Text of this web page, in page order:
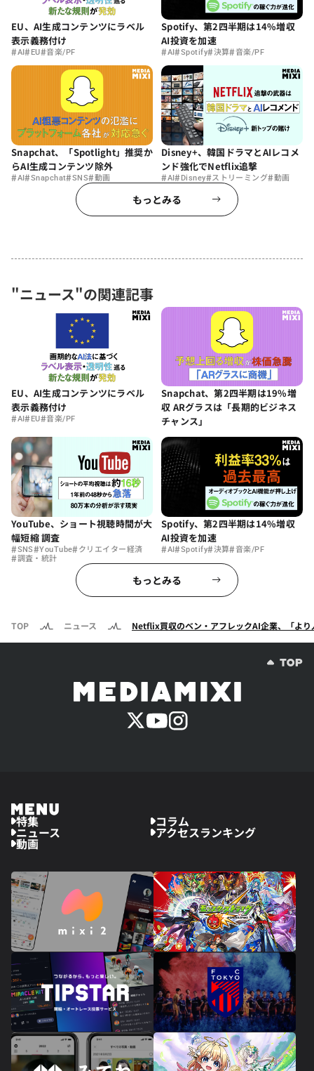
EU、AI生成コンテンツにラベル
表示義務付け
#AI# EU#音楽/PF
Spotify、第2四半期は14%増収
AI投資を加速
#AI#Spotify#決算#音楽/PF
Snapchat、「Spotlight」推奨か
らAI生成コンテンツ除外
#AI#Snapchat#SNS#動画
Disney+、韓国ドラマとAIレコメ
ンド強化でNetflix追撃
#AI#Disney#ストリーミング#動画
もっとみる
"ニュース"の関連記事
EU、AI生成コンテンツにラベル
表示義務付け
#AI# EU#音楽/PF
Snapchat、第2四半期は19%増
収 ARグラスは「長期的ビジネス
チャンス」
YouTube、ショート視聴時間が大
幅短縮 調査
#SNS#YouTube#クリエイター経済
#調査・統計
Spotify、第2四半期は14%増収
AI投資を加速
#AI#Spotify#決算#音楽/PF
もっとみる
TOP ニュース Netflix買収のベン・アフレックAI企業、「よ
特集 コラム
ニュース アクセスランキング
動画